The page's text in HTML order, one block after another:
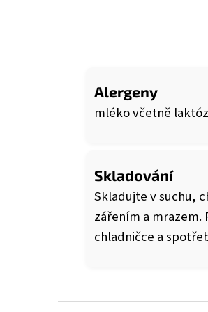
Alergeny
mléko včetně
Skladování
Skladujte v suchu,
zářením a
chladničce a